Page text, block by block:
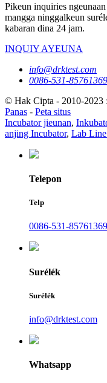
Pikeun inquiries
mangga ninggalkeun
kabaran dina 24 jam.
INQUIY AYEUNA
info@drktest.com
0086-531-85761369
© Hak Cipta - 2010-2023
Panas - Peta situs
Incubator jieunan,
anjing Incubator, Lab
Telepon
Telp
0086-531-85761369
Surélék
Surélék
info@drktest.com
Whatsapp